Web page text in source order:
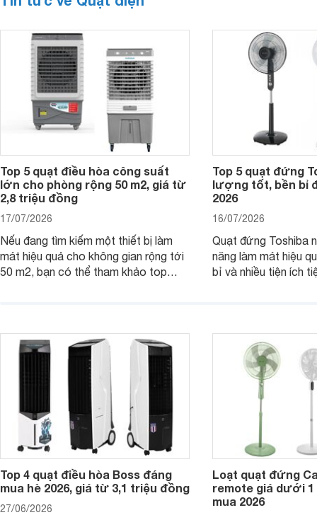
Top 5 quạt điều hòa công suất
lớn cho phòng rộng 50 m2, giá từ
2,8 triệu đồng
17/07/2026
Nếu đang tìm kiếm một thiết bị làm
mát hiệu quả cho không gian rộng tới
50 m2, bạn có thể tham khảo top
Top 5 quạt đứng
lượng tốt, bền bỉ
2026
16/07/2026
Quạt đứng Toshiba
năng làm mát hiệu
bỉ và nhiều tiện ích
Top 4 quạt điều hòa Boss đáng
mua hè 2026, giá từ 3,1 triệu đồng
27/06/2026
Loạt quạt đứng
remote giá dưới
mua 2026